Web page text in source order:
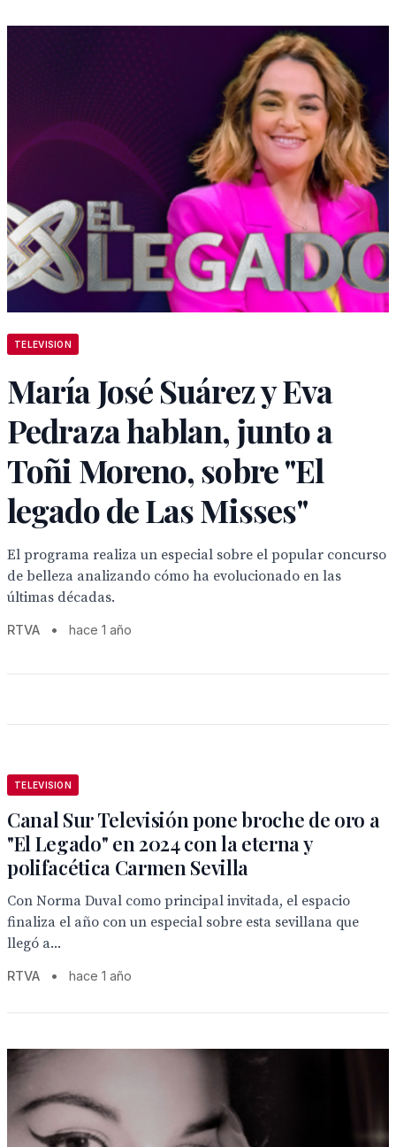
TELEVISION
María José Suárez y Eva
Pedraza hablan, junto a
Toñi Moreno, sobre "El
legado de Las Misses"
El programa realiza un especial sobre el popular concurso
de belleza analizando cómo ha evolucionado en las
últimas décadas.
RTVA • hace 1 año
TELEVISION
Canal Sur Televisión pone broche de oro a
"El Legado" en 2024 con la eterna y
polifacética Carmen Sevilla
Con Norma Duval como principal invitada, el espacio
finaliza el año con un especial sobre esta sevillana que
llegó a...
RTVA • hace 1 año